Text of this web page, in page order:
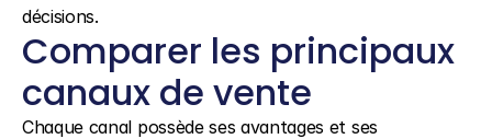
décisions.
Comparer les principaux
canaux de vente
Chaque canal possède ses avantages et ses